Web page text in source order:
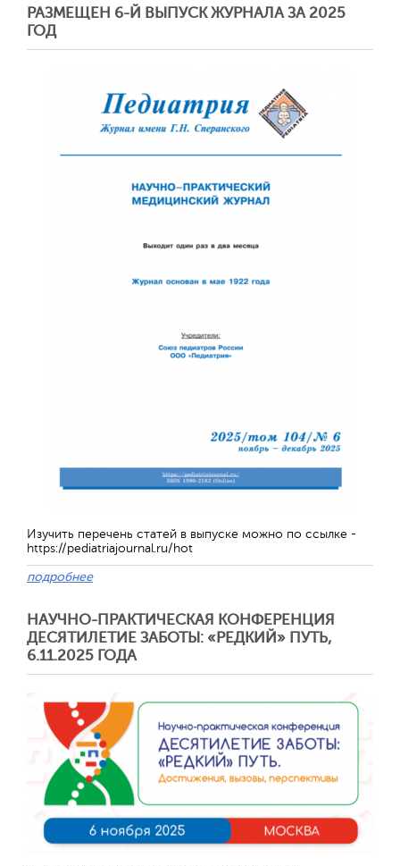
РАЗМЕЩЕН 6-Й ВЫПУСК ЖУРНАЛА ЗА 2025
ГОД
Изучить перечень статей в выпуске можно по ссылке -
https://pediatriajournal.ru/hot
подробнее
НАУЧНО-ПРАКТИЧЕСКАЯ КОНФЕРЕНЦИЯ
ДЕСЯТИЛЕТИЕ ЗАБОТЫ: «РЕДКИЙ» ПУТЬ,
6.11.2025 ГОДА
Обратная